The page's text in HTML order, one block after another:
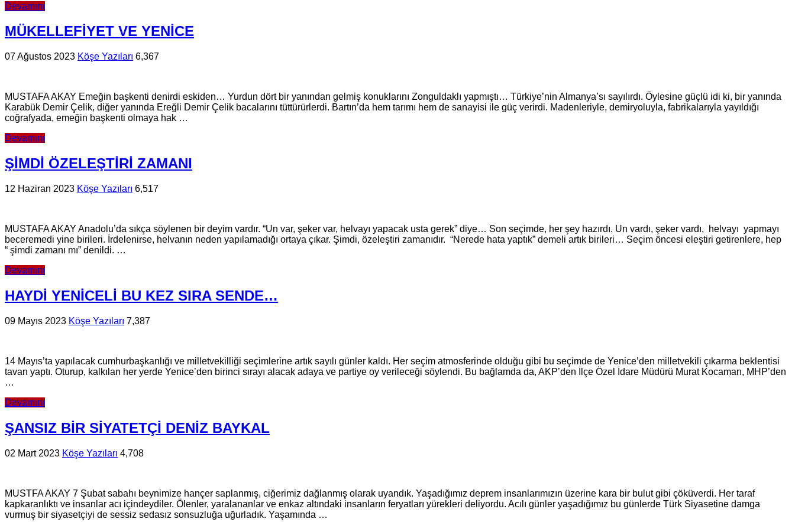
Devamını
MÜKELLEFİYET VE YENİCE
07 Ağustos 2023 Köşe Yazıları 6,367
MUSTAFA AKAY Emeğin başkenti denirdi eskiden… Yurdun dört bir yanından gelmiş konuklarını Zonguldaklı yapmıştı… Türkiye’nin Almanya’sı sayılırdı. Öylesine güçlü idi ki, bir yanında
Karabük Demir Çelik, diğer yanında Ereğli Demir Çelik bacalarını tüttürürlerdi. Bartın’da hem tarımı hem de sanayisi ile güç verirdi. Madenleriyle, demiryoluyla, fabrikalarıyla yayıldığı
coğrafyada, emeğin başkenti olmaya hak …
Devamını
ŞİMDİ ÖZELEŞTİRİ ZAMANI
12 Haziran 2023 Köşe Yazıları 6,517
MUSTAFA AKAY Anadolu’da sıkça söylenen bir deyim vardır. “Un var, şeker var, helvayı yapacak usta gerek” diye… Son seçimde, her şey hazırdı. Un vardı, şeker vardı, helvayı yapmayı
beceremedi yine birileri. İrdelenirse, helvanın neden yapılamadığı ortaya çıkar. Şimdi, özeleştiri zamanıdır. “Nerede hata yaptık” demeli artık birileri… Seçim öncesi eleştiri getirenlere, hep
“ şimdi zamanı mı” denildi. …
Devamını
HAYDİ YENİCELİ BU KEZ SIRA SENDE…
09 Mayıs 2023 Köşe Yazıları 7,387
14 Mayıs’ta ya­pı­la­cak cum­hur­baş­kan­lı­ğı ve mil­let­ve­kil­li­ği se­çim­le­ri­ne artık sa­yı­lı gün­ler kaldı. Her seçim at­mos­fe­rin­de ol­du­ğu gibi bu se­çim­de de Ye­ni­ce’den mil­let­ve­ki­li çı­kar­ma bek­len­ti­si
tavan yaptı. Otu­rup, kal­kı­lan her yerde Ye­ni­ce’den bi­rin­ci sı­ra­yı ala­cak adaya ve par­ti­ye oy ve­ri­le­ce­ği söy­len­di. Bu bağ­lam­da da, AKP’den İlçe Özel İdare Mü­dü­rü Murat Ko­ca­man, MHP’den
…
Devamını
ŞANSIZ BİR SİYATETÇİ DENİZ BAYKAL
02 Mart 2023 Köşe Yazıları 4,708
MUSTFA AKAY 7 Şubat sabahı beynimize hançer saplanmış, ciğerimiz dağlanmış olarak uyandık. Yaşadığımız deprem insanlarımızın üzerine kara bir bulut gibi çöküverdi. Her taraf
kapkaranlıktı ve insanlar acı içindeydiler. Ölenler, yaralananlar ve enkaz altındaki insanların feryatları yürekleri deliyordu. Acılı günler yaşadığımız bu günlerde Türk Siyasetine damga
vurmuş bir siyasetçiyi de sessiz sedasız sonsuzluğa uğurladık. Yaşamında …